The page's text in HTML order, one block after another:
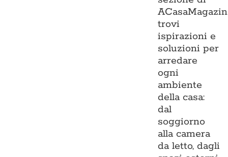
trovi
ispirazioni e
soluzioni per
arredare
ogni
ambiente
della casa:
dal
soggiorno
alla camera
da letto, dagli